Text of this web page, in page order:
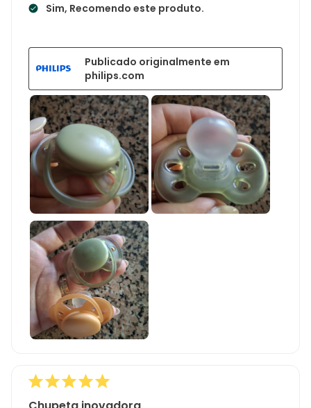
Sim, Recomendo este produto.
Publicado originalmente em
philips.com